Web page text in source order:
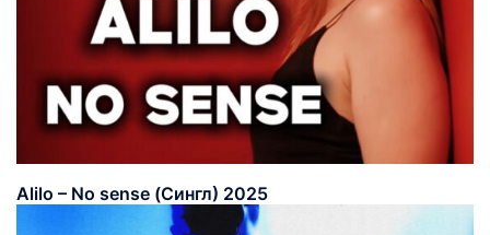
Alilo – No sense (Сингл) 2025